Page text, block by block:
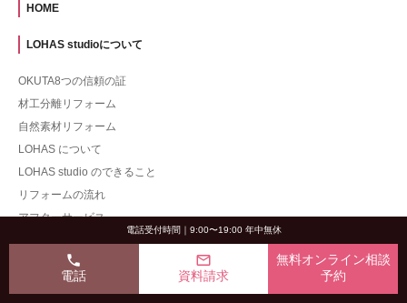
HOME
LOHAS studioについて
OKUTA8つの信頼の証
材工分離リフォーム
自然素材リフォーム
LOHAS について
LOHAS studio のできること
リフォームの流れ
アフターサービス
デザイナー紹介
品質管理向上への取り組み
電話受付時間｜9:00〜19:00 年中無休
phone
電話
mail_outline
資料請求
無料オンライン相談
予約